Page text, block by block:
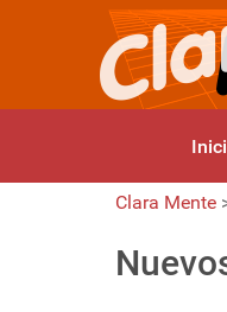
Clara Mente